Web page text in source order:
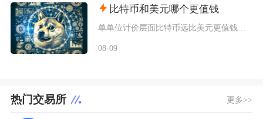
比特币和美元哪个更值钱
08-09
热门交易所 更多>>